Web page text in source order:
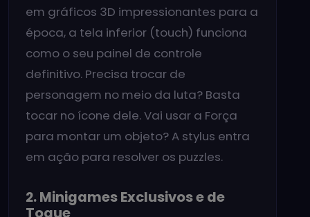
em gráficos 3D impressionantes para a
época, a tela inferior (touch) funciona
como o seu painel de controle
definitivo. Precisa trocar de
personagem no meio da luta? Basta
tocar no ícone dele. Vai usar a Força
para montar um objeto? A stylus entra
em ação para resolver os puzzles.
2. Minigames Exclusivos e de
Toque